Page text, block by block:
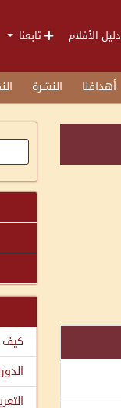
دليل الأفلام تابعنا
أهدافنا النشرة